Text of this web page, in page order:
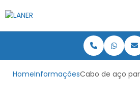
HomeInformaçõesCabo de aço